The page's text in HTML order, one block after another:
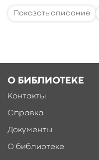
О БИБЛИОТЕКЕ
Контакты
Справка
Документы
О библиотеке